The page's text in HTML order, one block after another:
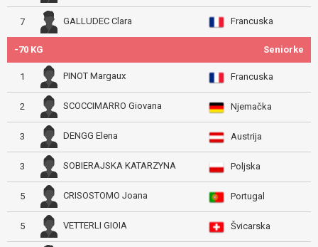
7 GALLUDEC Clara Francuska
-70 KG Seniorke
1 PINOT Margaux Francuska
2 SCOCCIMARRO Giovana Njemačka
3 DENGG Elena Austrija
3 SOBIERAJSKA KATARZYNA Poljska
5 CRISOSTOMO Joana Portugal
5 VETTERLI GIOIA Švicarska